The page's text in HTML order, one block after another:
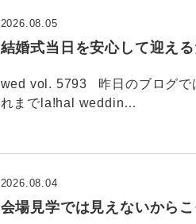
結婚式当日を安心して迎え
2026.08.05
wed vol. 5793 昨日のブログで
れまでla!hal weddin…
会場見学では見えないから
2026.08.04